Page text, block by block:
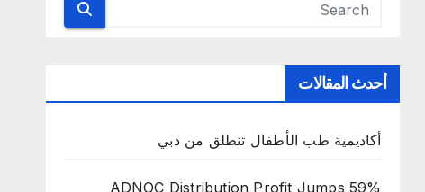
أحدث المقالات
أكاديمية طب الأطفال تنطلق من دبي
ADNOC Distribution Profit Jumps 59%